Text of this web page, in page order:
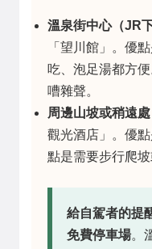
溫泉街中心（JR
「望川館」。優
吃、泡足湯都方
嘈雜聲。
周邊山坡或稍遠處
觀光酒店」。優
點是需要步行爬坡
給自駕者的提
免費停車場。